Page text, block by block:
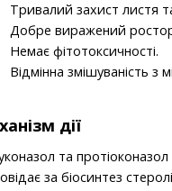
Тривалий захист листя
Добре виражений
Немає фітотоксичності.
Відмінна змішуваність
дії
та
за біосинтез